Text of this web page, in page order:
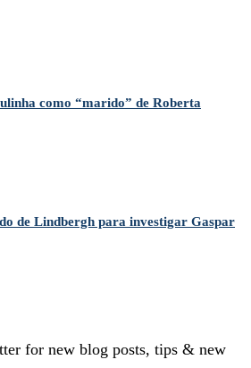
como “marido” de Roberta
de Lindbergh para investigar Gaspar
for new blog posts, tips & new